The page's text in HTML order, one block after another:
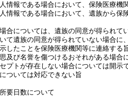
情報である場合において、保険医療
情報である場合において、遺族から
合については、遺族の同意が得られて
て遺族の同意が得られていない場合
したことを保険医療機関等に連絡する
及び名誉を傷つけるおそれがある場合
プトが存在しない場合については開示
ついては対応できない旨
要日数について